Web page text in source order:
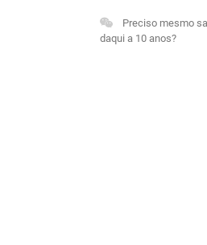
Preciso mesmo
daqui a 10 anos?